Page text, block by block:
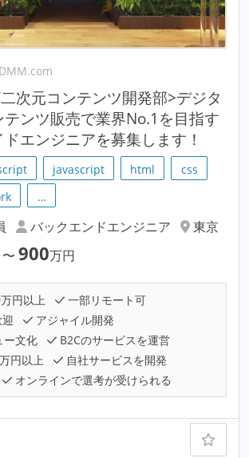
次元コンテンツ開発部>デジタ
ンツ販売で業界No.1を目指す
エンジニアを募集します！
javascript html
css
…
バックエンドエンジニア
東京
〜 900万円
円以上
一部リモート可
アジャイル開発
ー文化
B2Cのサービスを運営
円以上
自社サービスを開発
オンラインで選考が受けられる